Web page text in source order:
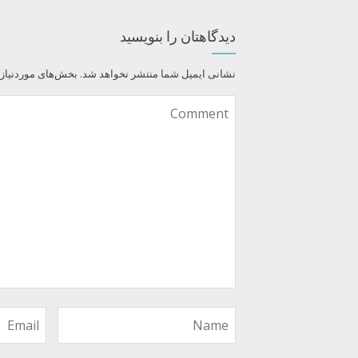
دیدگاهتان را بنویسید
نشانی ایمیل شما منتشر نخواهد شد. بخش‌های